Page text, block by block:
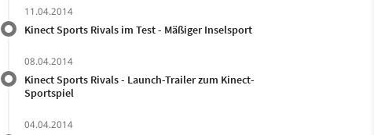
11.04.2014
Kinect Sports Rivals im Test - Mäßiger Inselsport
08.04.2014
Kinect Sports Rivals - Launch-Trailer zum Kinect-
Sportspiel
04.04.2014